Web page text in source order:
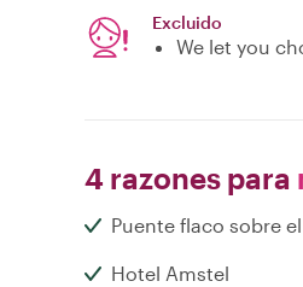
Excluido
We let you
4 razones para
Puente flaco sobre
Hotel Amstel